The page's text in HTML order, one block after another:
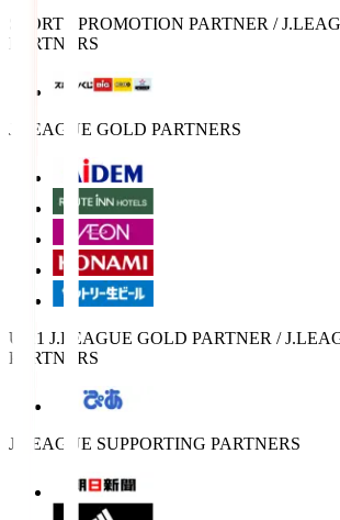
SPORTS PROMOTION PARTNER /
PARTNERS
J.LEAGUE GOLD PARTNERS
U-21 J.LEAGUE GOLD PARTNER /
PARTNERS
J.LEAGUE SUPPORTING PARTNERS